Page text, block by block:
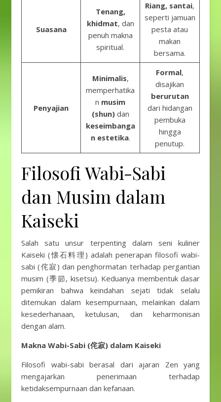
Suasana
Tenang,
khidmat, dan
penuh makna
spiritual.
Riang, santai,
seperti jamuan
pesta atau
makan
bersama.
Penyajian
Minimalis,
memperhatika
n musim
(shun)dan
keseimbanga
n estetika.
Formal,
disajikan
berurutan
dari hidangan
pembuka
hingga
penutup.
Filosofi Wabi-Sabi
dan Musim dalam
Kaiseki
Salah satu unsur terpenting dalam seni kuliner
Kaiseki (懐石料理) adalah penerapan filosofi wabi-
sabi (侘寂) dan penghormatan terhadap pergantian
musim (季節, kisetsu). Keduanya membentuk dasar
pemikiran bahwa keindahan sejati tidak selalu
ditemukan dalam kesempurnaan, melainkan dalam
kesederhanaan, ketulusan, dan keharmonisan
dengan alam.
Makna Wabi-Sabi (侘寂) dalam Kaiseki
Filosofi wabi-sabi berasal dari ajaran Zen yang
mengajarkan penerimaan terhadap
ketidaksempurnaan dan kefanaan.